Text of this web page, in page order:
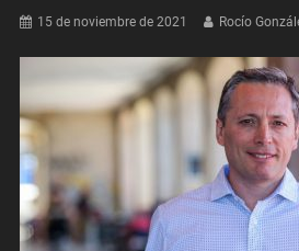
15 de noviembre de 2021 Rocío